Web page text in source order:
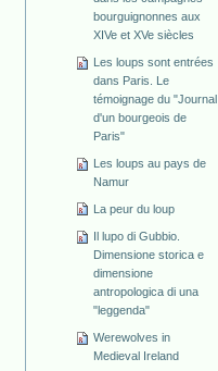
bourguignonnes aux
XIVe et XVe siècles
Les loups sont entrées
dans Paris. Le
témoignage du "Journal
d'un bourgeois de
Paris"
Les loups au pays de
Namur
La peur du loup
Il lupo di Gubbio.
Dimensione storica e
dimensione
antropologica di una
"leggenda"
Werewolves in
Medieval Ireland